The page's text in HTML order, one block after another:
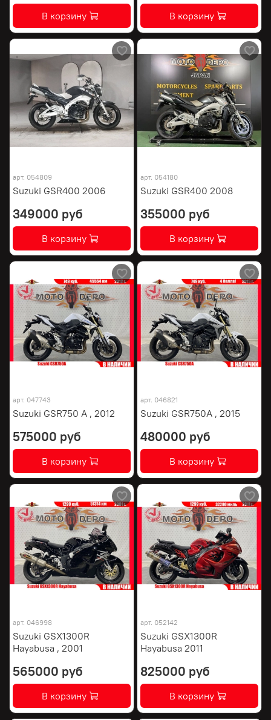
В корзину В корзину
арт. 054809
Suzuki GSR400 2006
349000 руб
В корзину
арт. 054180
Suzuki GSR400 2008
355000 руб
В корзину
арт. 047743
Suzuki GSR750 A , 2012
575000 руб
В корзину
арт. 046821
Suzuki GSR750A , 2015
480000 руб
В корзину
арт. 046998
Suzuki GSX1300R
Hayabusa , 2001
565000 руб
В корзину
арт. 052142
Suzuki GSX1300R
Hayabusa 2011
825000 руб
В корзину